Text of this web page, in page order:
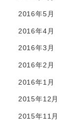
2016年5月
2016年4月
2016年3月
2016年2月
2016年1月
2015年12月
2015年11月